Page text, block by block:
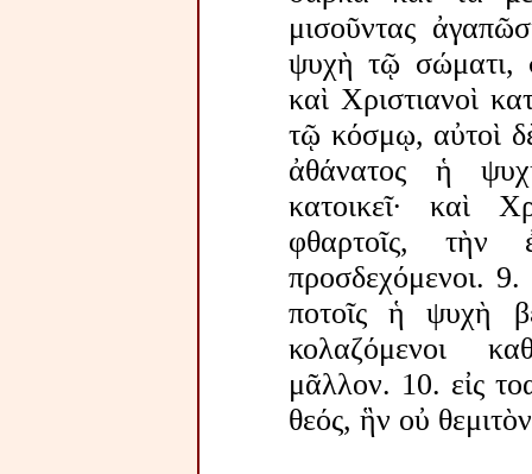
μισοῦντας
ψυχὴ τῷ σώματι,
καὶ Χριστιανοὶ
τῷ κόσμῳ, αὐτοὶ
ἀθάνατος ἡ
κατοικεῖ· καὶ
φθαρτοῖς, τὴν
προσδεχόμενοι. 9.
ποτοῖς ἡ ψυχὴ
κολαζόμενοι
μᾶλλον. 10. εἰς
θεός, ἣν οὐ